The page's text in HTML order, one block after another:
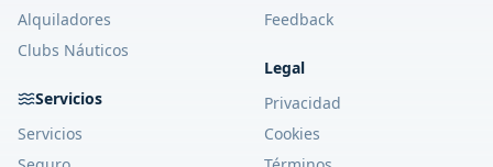
Alquiladores
Clubs Náuticos
Servicios
Servicios
Feedback
Legal
Privacidad
Cookies